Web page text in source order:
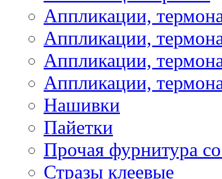
Аппликации,
Аппликации,
Аппликации,
Аппликации,
Нашивки
Пайетки
Прочая фурнитура
Стразы клеевые